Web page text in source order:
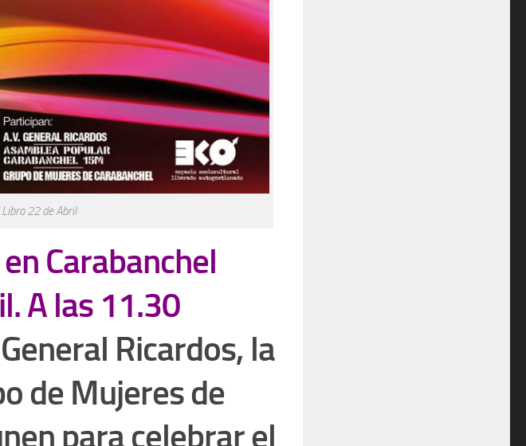
Libro 22 de Abril
Carabanchel
A las 11.30
Ricardos, la
de Mujeres de
para celebrar el